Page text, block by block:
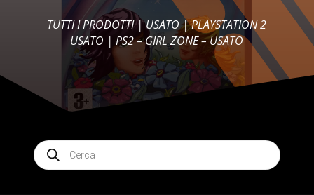
TUTTI I PRODOTTI|USATO|PLAYSTATION 2
USATO | PS2 – GIRL ZONE – USATO
Products
search